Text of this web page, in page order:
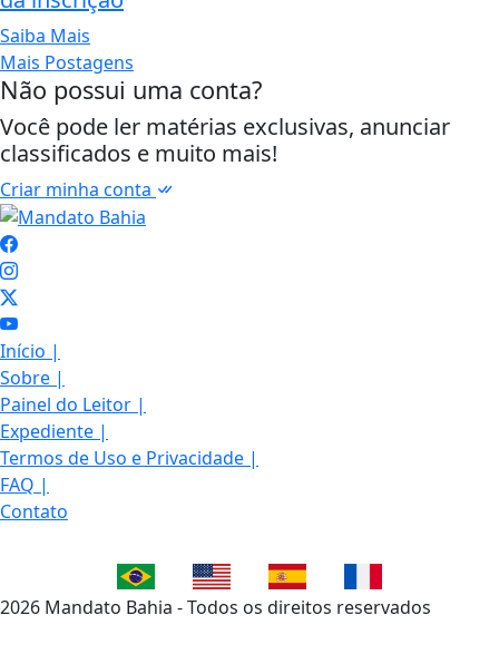
Saiba Mais
Mais Postagens
Não possui uma conta?
Você pode ler matérias exclusivas, anunciar
classificados e muito mais!
Criar minha conta
Início |
Sobre |
Painel do Leitor |
Expediente |
Termos de Uso e Privacidade |
FAQ |
Contato
2026 Mandato Bahia - Todos os direitos reservados